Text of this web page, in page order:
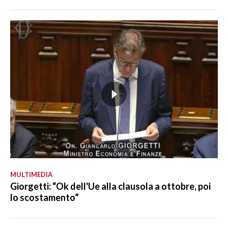
MULTIMEDIA
Giorgetti: “Ok dell'Ue alla clausola a ottobre, poi
lo scostamento”